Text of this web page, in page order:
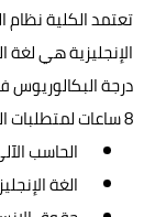
الإنجليزية هي لغة
8 ساعات لمتطلبات الجامعة، وتشمل:
الحاسب
الغة